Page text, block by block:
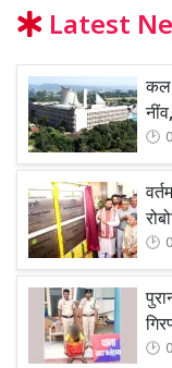
Latest
कल